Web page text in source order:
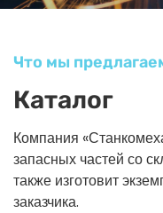
Что мы
Каталог
Компания
запасных частей со
также изготовит
заказчика.